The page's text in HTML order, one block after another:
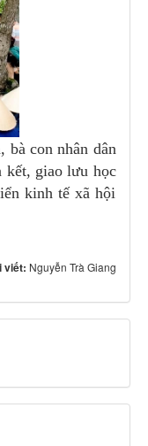
con nhân dân
kết, giao lưu học
kinh tế xã hội
viết: Nguyễn Trà Giang